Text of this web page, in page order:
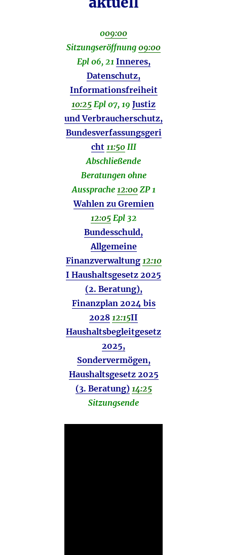
009:00
Sitzungseröffnung 09:00
Epl 06, 21 Inneres,
Datenschutz,
Informationsfreiheit
10:25 Epl 07, 19 Justiz
und Verbraucherschutz,
Bundesverfassungsgeri
cht 11:50III
Abschließende
Beratungen ohne
Aussprache 12:00ZP 1
Wahlen zu Gremien
12:05Epl 32
Bundesschuld,
Allgemeine
Finanzverwaltung 12:10
I Haushaltsgesetz 2025
(2. Beratung),
Finanzplan 2024 bis
2028 12:15II
Haushaltsbegleitgesetz
2025,
Sondervermögen,
Haushaltsgesetz 2025
(3. Beratung) 14:25
Sitzungsende